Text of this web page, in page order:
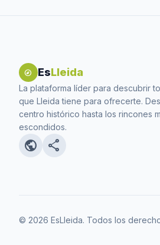
explore EsLleida
La plataforma líder para descubrir
que Lleida tiene para ofrecerte.
centro histórico hasta los rincones
escondidos.
public share
© 2026 EsLleida. Todos los